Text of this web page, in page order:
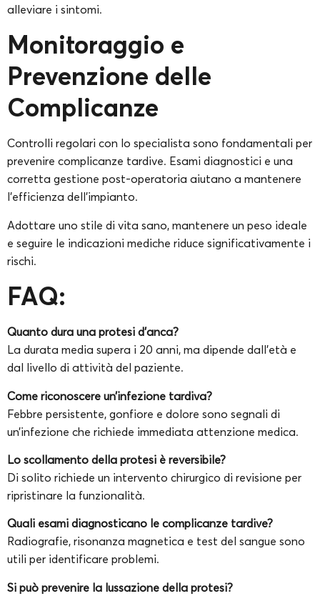
alleviare i sintomi.
Monitoraggio e
Prevenzione delle
Complicanze
Controlli regolari con lo specialista sono fondamentali per
prevenire complicanze tardive. Esami diagnostici e una
corretta gestione post-operatoria aiutano a mantenere
l’efficienza dell’impianto.
Adottare uno stile di vita sano, mantenere un peso ideale
e seguire le indicazioni mediche riduce significativamente i
rischi.
FAQ:
Quanto dura una protesi d’anca?
La durata media supera i 20 anni, ma dipende dall’età e
dal livello di attività del paziente.
Come riconoscere un’infezione tardiva?
Febbre persistente, gonfiore e dolore sono segnali di
un’infezione che richiede immediata attenzione medica.
Lo scollamento della protesi è reversibile?
Di solito richiede un intervento chirurgico di revisione per
ripristinare la funzionalità.
Quali esami diagnosticano le complicanze tardive?
Radiografie, risonanza magnetica e test del sangue sono
utili per identificare problemi.
Si può prevenire la lussazione della protesi?